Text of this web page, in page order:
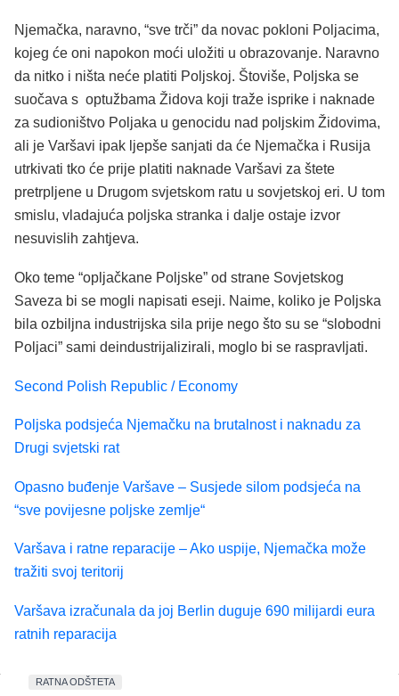
Njemačka, naravno, “sve trči” da novac pokloni Poljacima,
kojeg će oni napokon moći uložiti u obrazovanje. Naravno
da nitko i ništa neće platiti Poljskoj. Štoviše, Poljska se
suočava s optužbama Židova koji traže isprike i naknade
za sudioništvo Poljaka u genocidu nad poljskim Židovima,
ali je Varšavi ipak ljepše sanjati da će Njemačka i Rusija
utrkivati tko će prije platiti naknade Varšavi za štete
pretrpljene u Drugom svjetskom ratu u sovjetskoj eri. U tom
smislu, vladajuća poljska stranka i dalje ostaje izvor
nesuvislih zahtjeva.
Oko teme “opljačkane Poljske” od strane Sovjetskog
Saveza bi se mogli napisati eseji. Naime, koliko je Poljska
bila ozbiljna industrijska sila prije nego što su se “slobodni
Poljaci” sami deindustrijalizirali, moglo bi se raspravljati.
Second Polish Republic / Economy
Poljska podsjeća Njemačku na brutalnost i naknadu za
Drugi svjetski rat
Opasno buđenje Varšave – Susjede silom podsjeća na
“sve povijesne poljske zemlje“
Varšava i ratne reparacije – Ako uspije, Njemačka može
tražiti svoj teritorij
Varšava izračunala da joj Berlin duguje 690 milijardi eura
ratnih reparacija
RATNA ODŠTETA